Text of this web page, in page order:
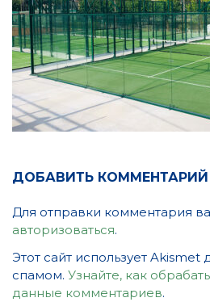
ДОБАВИТЬ КОММЕНТАРИЙ
Для отправки комментария
авторизоваться.
Этот сайт использует Akismet
спамом. Узнайте, как
данные комментариев.